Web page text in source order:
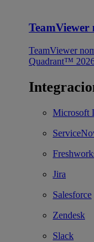
TeamViewer
Quadrant™
Microsoft
Jira
Salesforce
Zendesk
Slack